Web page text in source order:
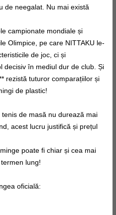
de neegalat. Nu mai există
campionate mondiale și
Olimpice, pe care NITTAKU le-
de joc, ci și
decisiv în mediul dur de club. Și
rezistă tuturor comparațiilor și
de plastic!
de masă nu durează mai
acest lucru justifică și prețul
poate fi chiar și cea mai
lung!
oficială: